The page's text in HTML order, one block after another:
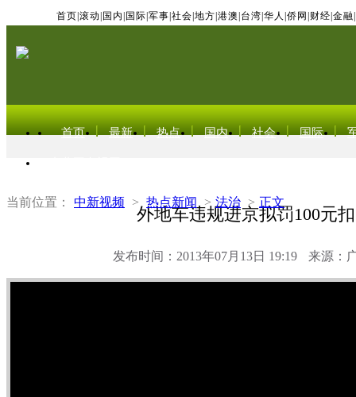
首页 滚动 国内 国际 军事 社会 地方 港澳 台湾 华人 侨网 财经 金融
首页 最新 热点 国内 社会 国际
当前位置： 中新视频 > 热点新闻 > 法治 > 正文
外地车违规进京拟罚100元
发布时间：2013年07月13日 19:19 来源：